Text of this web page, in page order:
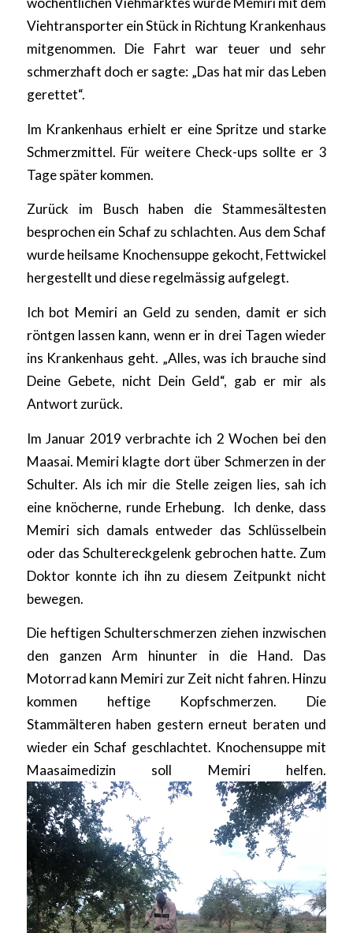
Viehtransporter ein Stück in Richtung Krankenhaus
mitgenommen. Die Fahrt war teuer und sehr
schmerzhaft doch er sagte: „Das hat mir das Leben
gerettet“.
Im Krankenhaus erhielt er eine Spritze und starke
Schmerzmittel. Für weitere Check-ups sollte er 3
Tage später kommen.
Zurück im Busch haben die Stammesältesten
besprochen ein Schaf zu schlachten. Aus dem Schaf
wurde heilsame Knochensuppe gekocht, Fettwickel
hergestellt und diese regelmässig aufgelegt.
Ich bot Memiri an Geld zu senden, damit er sich
röntgen lassen kann, wenn er in drei Tagen wieder
ins Krankenhaus geht. „Alles, was ich brauche sind
Deine Gebete, nicht Dein Geld“, gab er mir als
Antwort zurück.
Im Januar 2019 verbrachte ich 2 Wochen bei den
Maasai. Memiri klagte dort über Schmerzen in der
Schulter. Als ich mir die Stelle zeigen lies, sah ich
eine knöcherne, runde Erhebung. Ich denke, dass
Memiri sich damals entweder das Schlüsselbein
oder das Schultereckgelenk gebrochen hatte. Zum
Doktor konnte ich ihn zu diesem Zeitpunkt nicht
bewegen.
Die heftigen Schulterschmerzen ziehen inzwischen
den ganzen Arm hinunter in die Hand. Das
Motorrad kann Memiri zur Zeit nicht fahren. Hinzu
kommen heftige Kopfschmerzen. Die
Stammälteren haben gestern erneut beraten und
wieder ein Schaf geschlachtet. Knochensuppe mit
Maasaimedizin soll Memiri helfen.